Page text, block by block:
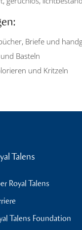
Briefe und
Basteln
und Kritzeln
Talens
Royal Talens
Talens Foundation